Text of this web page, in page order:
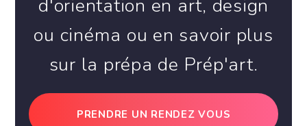
d'orientation en art, design
ou cinéma ou en savoir plus
sur la prépa de Prép'art.
PRENDRE UN RENDEZ VOUS